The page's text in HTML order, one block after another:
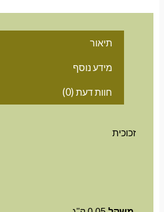
תיאור
מידע נוסף
חוות דעת (0)
זכוכית